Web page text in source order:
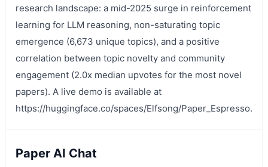
research landscape: a mid-2025 surge in reinforcement
learning for LLM reasoning, non-saturating topic
emergence (6,673 unique topics), and a positive
correlation between topic novelty and community
engagement (2.0x median upvotes for the most novel
papers). A live demo is available at
https://huggingface.co/spaces/Elfsong/Paper_Espresso.
Paper AI Chat